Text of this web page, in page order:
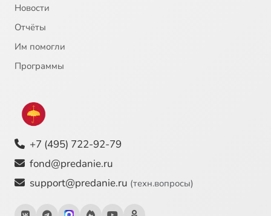
Новости
Отчёты
Им помогли
Программы
+7 (495) 722-92-79
fond@predanie.ru
support@predanie.ru (техн.вопросы)